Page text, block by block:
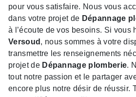
pour vous satisfaire. Nous vous
dans votre projet de Dépannage
à l’écoute de vos besoins. Si vous
Versoud , nous sommes à votre
transmettre les renseignements
projet de Dépannage plomberie.
tout notre passion et le partager
encore plus notre désir de réussir.